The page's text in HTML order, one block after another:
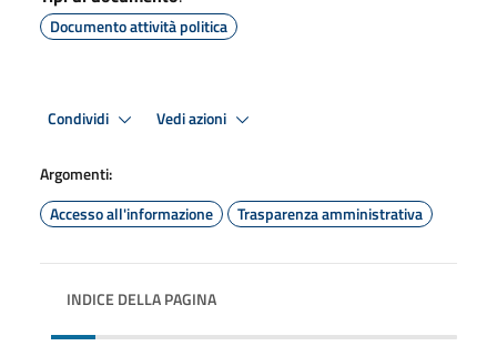
Documento attività politica
Condividi Vedi azioni
Argomenti:
Accesso all'informazione
Trasparenza amministrativa
INDICE DELLA PAGINA